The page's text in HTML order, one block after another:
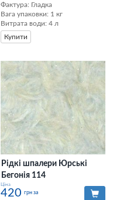
Фактура: Гладка
Вага упаковки: 1 кг
Витрата води: 4 л
Купити
Рідкі шпалери Юрські
Бегонія 114
Ціна
420 грн за